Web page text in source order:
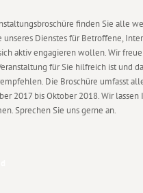
finden Sie alle
Dienstes für Betroffene,
aktiv engagieren wollen. Wir
für Sie hilfreich ist und
Die Broschüre umfasst
2017 bis Oktober 2018. Wir lassen
Sprechen Sie uns gerne an.